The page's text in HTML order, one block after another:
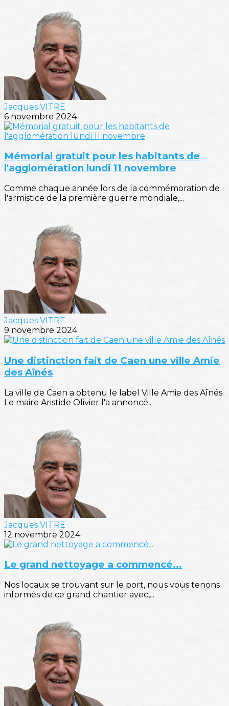
Jacques VITRE
6 novembre 2024
Mémorial gratuit pour les habitants de
l'agglomération lundi 11 novembre
Comme chaque année lors de la commémoration de
l'armistice de la première guerre mondiale,...
Jacques VITRE
9 novembre 2024
Une distinction fait de Caen une ville Amie
des Aînés
La ville de Caen a obtenu le label Ville Amie des Aînés.
Le maire Aristide Olivier l'a annoncé...
Jacques VITRE
12 novembre 2024
Le grand nettoyage a commencé...
Nos locaux se trouvant sur le port, nous vous tenons
informés de ce grand chantier avec,...